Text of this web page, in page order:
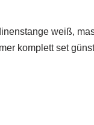
weiß,
komplett set